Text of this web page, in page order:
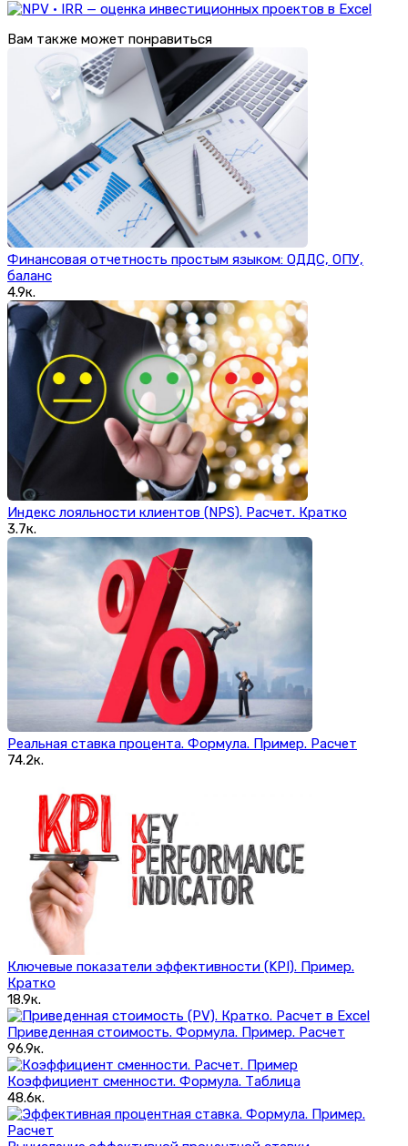
Вам также может понравиться
Финансовая отчетность простым языком: ОДДС, ОПУ,
баланс
4.9к.
Индекс лояльности клиентов (NPS). Расчет. Кратко
3.7к.
Реальная ставка процента. Формула. Пример. Расчет
74.2к.
Ключевые показатели эффективности (KPI). Пример.
Кратко
18.9к.
Приведенная стоимость. Формула. Пример. Расчет
96.9к.
Коэффициент сменности. Формула. Таблица
48.6к.